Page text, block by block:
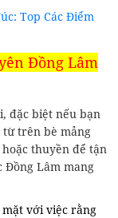
Top Các Điểm
Đồng Lâm
đặc biệt nếu bạn
từ trên bè mảng
thuyền để tận
Đồng Lâm mang
với việc rằng